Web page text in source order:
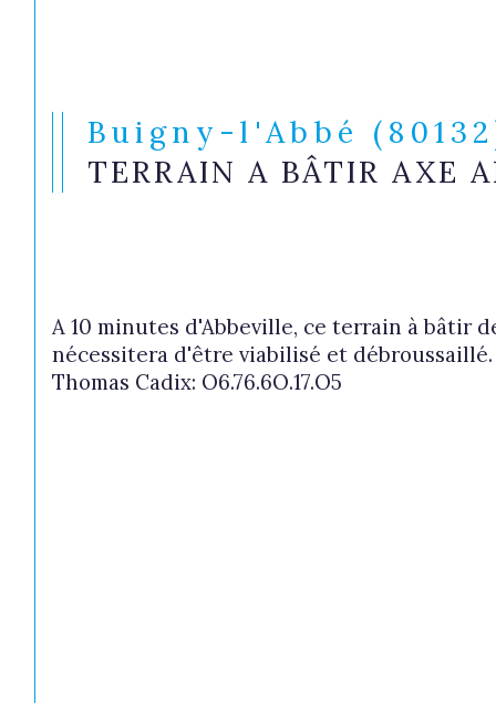
Buigny-l'Abbé
TERRAIN A BÂTIR AXE
A 10 minutes d'Abbeville, ce terrain à bâtir
nécessitera d'être viabilisé et
Thomas Cadix: O6.76.6O.17.O5